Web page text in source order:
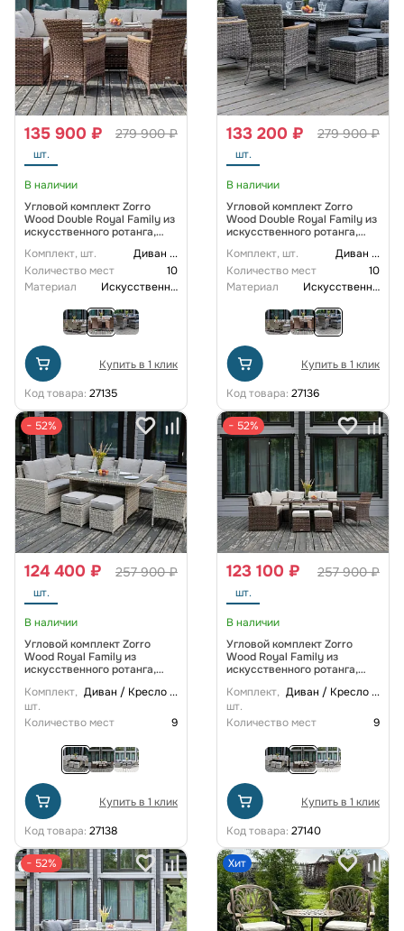
279 900 ₽
135 900 ₽
шт.
В наличии
Угловой комплект Zorro
Wood Double Royal Family из
искусственного ротанга,
Комплект, шт. Диван ...
Количество мест
10
Материал
Искусственный ротанг
Купить в 1 клик
Код товара: 27135
279 900 ₽
133 200 ₽
шт.
В наличии
Угловой комплект Zorro
Wood Double Royal Family из
искусственного ротанга,
Комплект, шт. Диван ...
Количество мест
10
Материал
Искусственный ротанг
Купить в 1 клик
Код товара: 27136
− 52%
257 900 ₽
124 400 ₽
шт.
В наличии
Угловой комплект Zorro
Wood Royal Family из
искусственного ротанга,
Комплект,
шт.
Диван / Кресло...
Количество мест 9
Купить в 1 клик
Код товара: 27138
− 52%
257 900 ₽
123 100 ₽
шт.
В наличии
Угловой комплект Zorro
Wood Royal Family из
искусственного ротанга,
Комплект,
шт.
Диван / Кресло...
Количество мест 9
Купить в 1 клик
Код товара: 27140
− 52% Хит